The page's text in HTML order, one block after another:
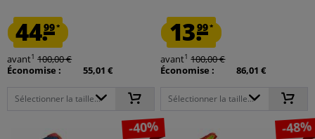
44.99*
avant1 100,00 €
Économise :
55,01 €
Sélectionner la taille...
13.99*
avant1 100,00 €
Économise :
86,01 €
Sélectionner la taille...
-40% -48%